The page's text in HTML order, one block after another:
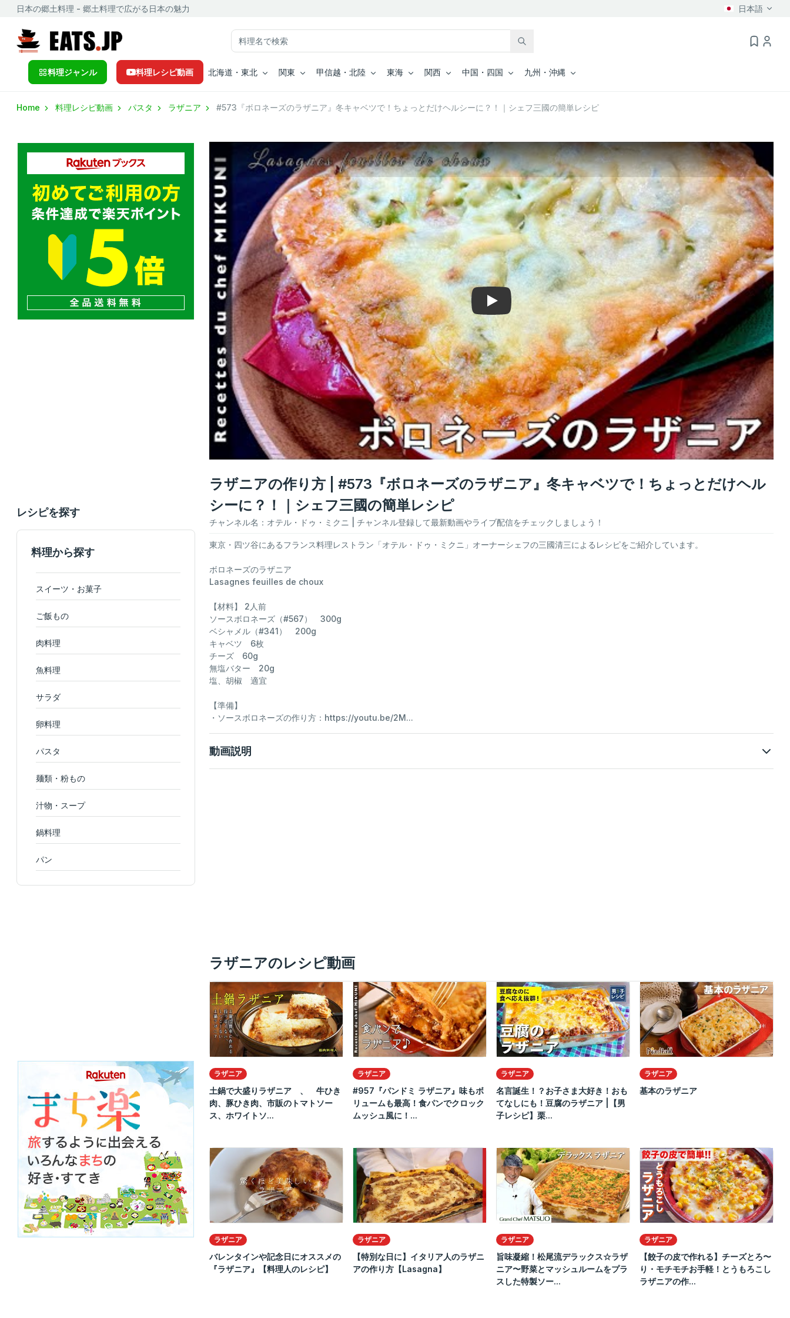
日本の郷土料理 - 郷土料理で広がる日本の魅力 日本語
料理ジャンル 料理レシピ動画 北海道・東北 関東 甲信越・北陸 東海 関西 中国・四国 九州・沖縄
Home 料理レシピ動画 パスタ ラザニア #573『ボロネーズのラザニア』冬キャベツで！ちょっとだけヘルシーに？！｜シェフ三國の簡単レシピ
レシピを探す
料理から探す
スイーツ・お菓子
ご飯もの
肉料理
魚料理
サラダ
卵料理
パスタ
麺類・粉もの
汁物・スープ
鍋料理
パン
Play
ラザニアの作り方 | #573『ボロネーズのラザニア』冬キャベツで！ちょっとだけヘル
シーに？！｜シェフ三國の簡単レシピ
チャンネル名： オテル・ドゥ・ミクニ | チャンネル登録して最新動画やライブ配信をチェックしましょう！
東京・四ツ谷にあるフランス料理レストラン「オテル・ドゥ・ミクニ」オーナーシェフの三國清三によるレシピをご紹介しています。
ボロネーズのラザニア
Lasagnes feuilles de choux
【材料】 2人前
ソースボロネーズ（#567） 300g
ベシャメル（#341） 200g
キャベツ 6枚
チーズ 60g
無塩バター 20g
塩、胡椒 適宜
【準備】
・ソースボロネーズの作り方：https://youtu.be/2M...
動画説明
ラザニアのレシピ動画
ラザニア
土鍋で大盛りラザニア 、 牛ひき
肉、豚ひき肉、市販のトマトソー
ス、ホワイトソ...
ラザニア
#957『パンドミ ラザニア』味もボ
リュームも最高！食パンでクロック
ムッシュ風に！...
ラザニア
名言誕生！？お子さま大好き！おも
てなしにも！豆腐のラザニア |【男
子レシピ】栗...
ラザニア
基本のラザニア
ラザニア
バレンタインや記念日にオススメの
『ラザニア』【料理人のレシピ】
ラザニア
【特別な日に】イタリア人のラザニ
アの作り方【Lasagna】
ラザニア
旨味凝縮！松尾流デラックス☆ラザ
ニア〜野菜とマッシュルームをプラ
スした特製ソー...
ラザニア
【餃子の皮で作れる】チーズとろ〜
り・モチモチお手軽！とうもろこし
ラザニアの作...